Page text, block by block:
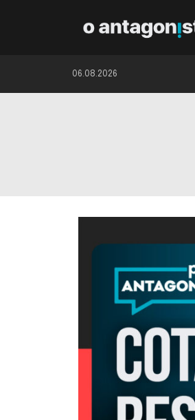
06.08.2026